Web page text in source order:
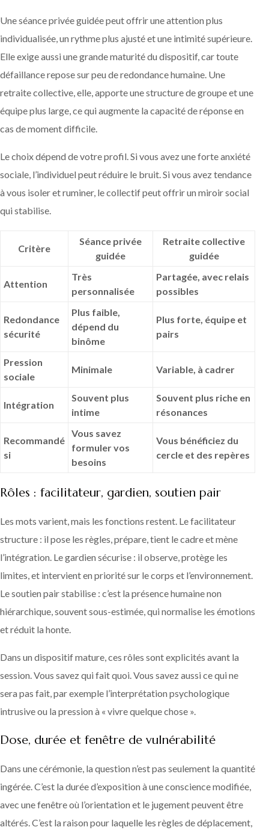
Une séance privée guidée peut offrir une attention plus
individualisée, un rythme plus ajusté et une intimité supérieure.
Elle exige aussi une grande maturité du dispositif, car toute
défaillance repose sur peu de redondance humaine. Une
retraite collective, elle, apporte une structure de groupe et une
équipe plus large, ce qui augmente la capacité de réponse en
cas de moment difficile.
Le choix dépend de votre profil. Si vous avez une forte anxiété
sociale, l’individuel peut réduire le bruit. Si vous avez tendance
à vous isoler et ruminer, le collectif peut offrir un miroir social
qui stabilise.
Critère
Séance privée
guidée
Retraite collective
guidée
Attention
Très
personnalisée
Partagée, avec relais
possibles
Redondance
sécurité
Plus faible,
dépend du
binôme
Plus forte, équipe et
pairs
Pression
sociale
Minimale Variable, à cadrer
Intégration
Souvent plus
intime
Souvent plus riche en
résonances
Recommandé
si
Vous savez
formuler vos
besoins
Vous bénéficiez du
cercle et des repères
Rôles : facilitateur, gardien, soutien pair
Les mots varient, mais les fonctions restent. Le facilitateur
structure : il pose les règles, prépare, tient le cadre et mène
l’intégration. Le gardien sécurise : il observe, protège les
limites, et intervient en priorité sur le corps et l’environnement.
Le soutien pair stabilise : c’est la présence humaine non
hiérarchique, souvent sous-estimée, qui normalise les émotions
et réduit la honte.
Dans un dispositif mature, ces rôles sont explicités avant la
session. Vous savez qui fait quoi. Vous savez aussi ce qui ne
sera pas fait, par exemple l’interprétation psychologique
intrusive ou la pression à « vivre quelque chose ».
Dose, durée et fenêtre de vulnérabilité
Dans une cérémonie, la question n’est pas seulement la quantité
ingérée. C’est la durée d’exposition à une conscience modifiée,
avec une fenêtre où l’orientation et le jugement peuvent être
altérés. C’est la raison pour laquelle les règles de déplacement,